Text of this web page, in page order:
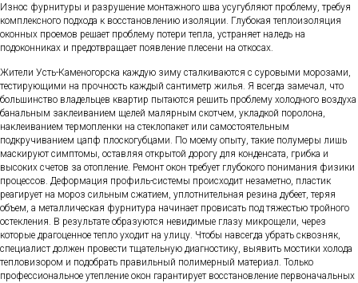
Износ фурнитуры и разрушение монтажного шва усугубляют проблему, требуя
комплексного подхода к восстановлению изоляции. Глубокая теплоизоляция
оконных проемов решает проблему потери тепла, устраняет наледь на
подоконниках и предотвращает появление плесени на откосах.
Жители Усть-Каменогорска каждую зиму сталкиваются с суровыми морозами,
тестирующими на прочность каждый сантиметр жилья. Я всегда замечал, что
большинство владельцев квартир пытаются решить проблему холодного воздуха
банальным заклеиванием щелей малярным скотчем, укладкой поролона,
наклеиванием термопленки на стеклопакет или самостоятельным
подкручиванием цапф плоскогубцами. По моему опыту, такие полумеры лишь
маскируют симптомы, оставляя открытой дорогу для конденсата, грибка и
высоких счетов за отопление. Ремонт окон требует глубокого понимания физики
процессов. Деформация профиль-системы происходит незаметно, пластик
реагирует на мороз сильным сжатием, уплотнительная резина дубеет, теряя
объем, а металлическая фурнитура начинает провисать под тяжестью тройного
остекления. В результате образуются невидимые глазу микрощели, через
которые драгоценное тепло уходит на улицу. Чтобы навсегда убрать сквозняк,
специалист должен провести тщательную диагностику, выявить мостики холода
тепловизором и подобрать правильный полимерный материал. Только
профессиональное утепление окон гарантирует восстановление первоначальных